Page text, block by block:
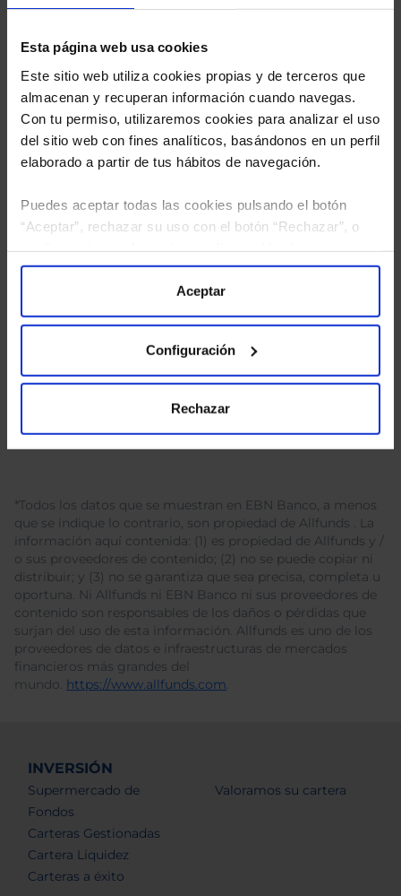
Esta página web usa cookies
Este sitio web utiliza cookies propias y de terceros que
almacenan y recuperan información cuando navegas.
Con tu permiso, utilizaremos cookies para analizar el uso
del sitio web con fines analíticos, basándonos en un perfil
elaborado a partir de tus hábitos de navegación.
Puedes aceptar todas las cookies pulsando el botón
“Aceptar”, rechazar su uso con el botón “Rechazar”, o
“Configuración”. Consulta nuestraPolítica
para más información.
Aceptar
Configuración
Rechazar
He leídola política de privacidady consiento el
tratamiento de mis datos personales.
*Todos los datos que se muestran en EBN Banco, a menos
que se indique lo contrario, son propiedad de Allfunds . La
información aquí contenida: (1) es propiedad de Allfunds y /
o sus proveedores de contenido; (2) no se puede copiar ni
distribuir; y (3) no se garantiza que sea precisa, completa u
oportuna. Ni Allfunds ni EBN Banco ni sus proveedores de
contenido son responsables de los daños o pérdidas que
surjan del uso de esta información. Allfunds es uno de los
proveedores de datos e infraestructuras de mercados
financieros más grandes del
mundo. https://www.allfunds.com.
INVERSIÓN
Supermercado de
Fondos
Carteras Gestionadas
Cartera Liquidez
Carteras a éxito
Valoramos su cartera